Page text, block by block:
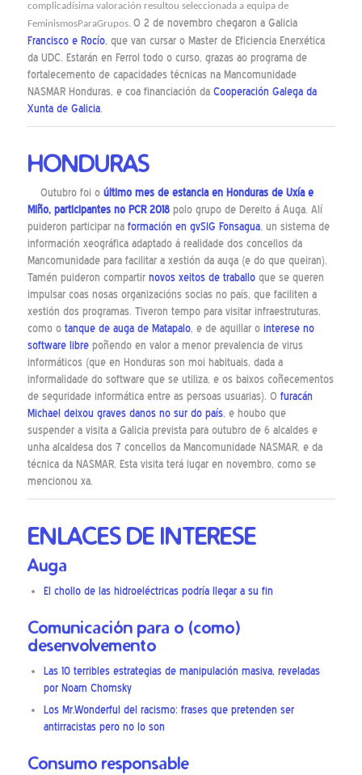
complicadísima valoración resultou seleccionada a equipa de
FeminismosParaGrupos. O 2 de novembro chegaron a Galicia
Francisco e Rocío, que van cursar o Master de Eficiencia Enerxética
da UDC. Estarán en Ferrol todo o curso, grazas ao programa de
fortalecemento de capacidades técnicas na Mancomunidade
NASMAR Honduras, e coa financiación da Cooperación Galega da
Xunta de Galicia.
HONDURAS
Outubro foi oúltimo mes de estancia en Honduras de Uxía e
Miño, participantes no PCR 2018polo grupo de Dereito á Auga. Alí
puideron participar naformación en gvSIG Fonsagua, un sistema de
información xeográfica adaptado á realidade dos concellos da
Mancomunidade para facilitar a xestión da auga (e do que queiran).
Tamén puideron compartir novos xeitos de traballoque se queren
impulsar coas nosas organizacións socias no país, que faciliten a
xestión dos programas. Tiveron tempo para visitar infraestruturas,
como o tanque de auga de Matapalo, e de aguillar o interese no
software librepoñendo en valor a menor prevalencia de virus
informáticos (que en Honduras son moi habituais, dada a
informalidade do software que se utiliza, e os baixos coñecementos
de seguridade informática entre as persoas usuarias). O furacán
Michael deixou graves danos no sur do país, e houbo que
suspender a visita a Galicia prevista para outubro de 6 alcaldes e
unha alcaldesa dos 7 concellos da Mancomunidade NASMAR, e da
técnica da NASMAR. Esta visita terá lugar en novembro, como se
mencionou xa.
ENLACES DE INTERESE
Auga
El chollo de las hidroeléctricas podría llegar a su fin
Comunicación para o (como)
desenvolvemento
Las 10 terribles estrategias de manipulación masiva, reveladas
por Noam Chomsky
Los Mr.Wonderful del racismo: frases que pretenden ser
antirracistas pero no lo son
Consumo responsable